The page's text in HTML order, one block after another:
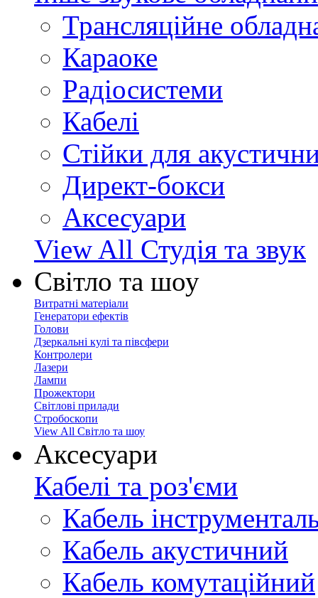
Трансляційне
Караоке
Радіосистеми
Кабелі
Стійки для
Директ-бокси
Аксесуари
View All Студія та звук
Світло та шоу
Витратні матеріали
Генератори ефектів
Голови
Дзеркальні кулі та півсфери
Контролери
Лазери
Лампи
Прожектори
Світлові прилади
Стробоскопи
View All Світло та шоу
Аксесуари
Кабелі та роз'єми
Кабель
Кабель акустичний
Кабель комутаційний